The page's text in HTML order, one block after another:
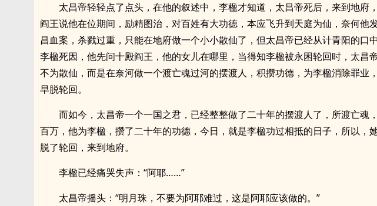
太昌帝轻轻点了点头，在他的叙述中，李楹才知道，太昌帝死后，来到地府
阎王说他在位期间，励精图治，对百姓有大功德，本应飞升到天庭为仙，奈何他
昌血案，杀戮过重，只能在地府做一个小小散仙了，但太昌帝已经从计青阳的口
李楹死因，他先问十殿阎王，他的女儿在哪里，当得知李楹被永困轮回时，太昌
不为散仙，而是在奈河做一个渡亡魂过河的摆渡人，积攒功德，为李楹消除罪业
早脱轮回。
而如今，太昌帝一个一国之君，已经整整做了二十年的摆渡人了，所渡亡魂
百万，他为李楹，攒了二十年的功德，今日，就是李楹功过相抵的日子，所以，
脱了轮回，来到地府。
李楹已经痛哭失声：“阿耶……”
太昌帝摇头：“明月珠，不要为阿耶难过，这是阿耶应该做的。”